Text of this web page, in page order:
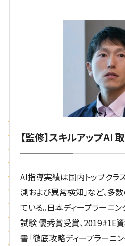
【監修】スキルアップAI
AI指導実績は国内トップクラ
測および異常検知」など、多
ている。日本ディープラーニ
試験 優秀賞受賞、2019#1E
書「徹底攻略ディープラーニ